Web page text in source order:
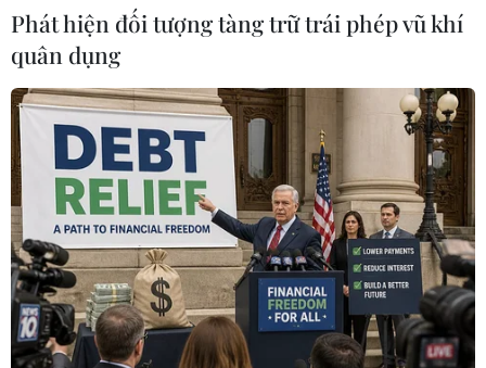
Thủ tướng Israel vội vã trở về từ Pháp do
tình hình tại Dải Gaza
12/11/2018 03:52
Ít nhất 10 tên lửa đã bắn vào Israel từ Dải Gaza tối 11/11
khiến Thủ tướng Benjamin Netaynyahu phải kết thúc
sớm chuyến công du tới thủ đô Paris của Pháp để trở về.
Phát hiện đối tượng tàng trữ trái phép vũ khí
quân dụng